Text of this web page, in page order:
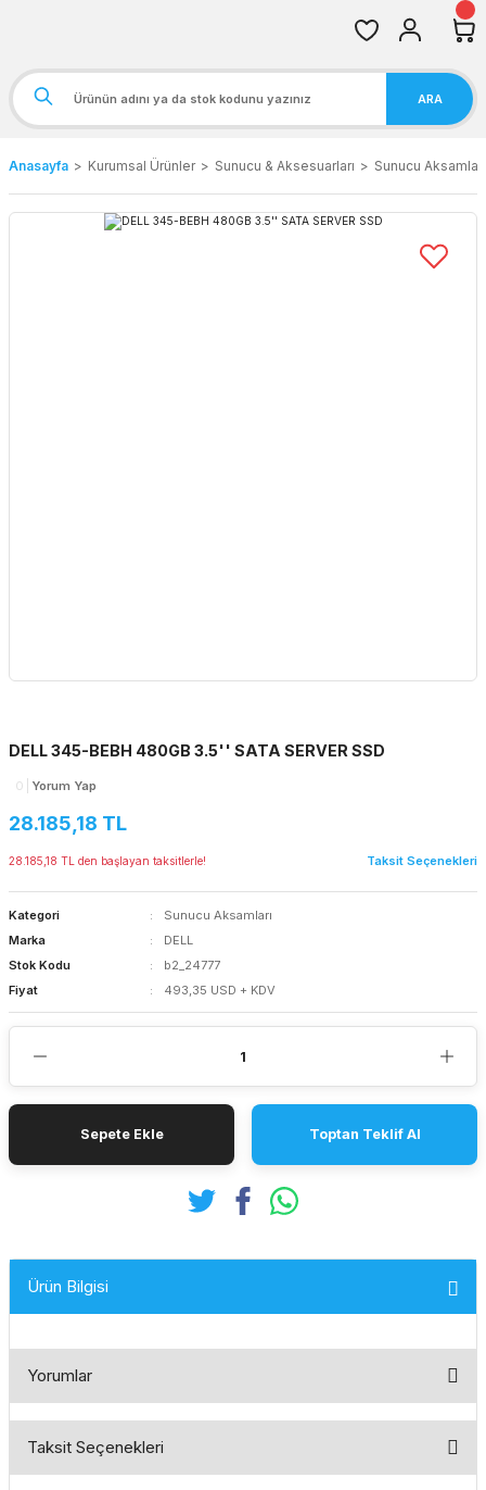
ARA
Anasayfa Kurumsal Ürünler Sunucu & Aksesuarları Sunucu Aksamları
DELL 345-BEBH 480GB 3.5'' SATA SERVER SSD
0 Yorum Yap
28.185,18 TL
28.185,18 TL den başlayan taksitlerle! Taksit Seçenekleri
Kategori
Sunucu Aksamları
Marka
DELL
Stok Kodu
b2_24777
Fiyat
493,35 USD + KDV
Sepete Ekle Toptan Teklif Al
Ürün Bilgisi
Yorumlar
Taksit Seçenekleri